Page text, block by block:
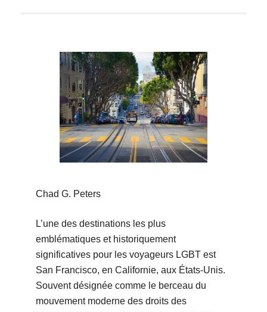
Chad G. Peters
L’une des destinations les plus
emblématiques et historiquement
significatives pour les voyageurs LGBT est
San Francisco, en Californie, aux États-Unis.
Souvent désignée comme le berceau du
mouvement moderne des droits des